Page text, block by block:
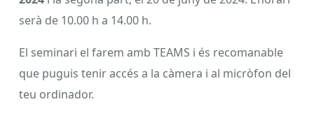
serà de 10.00 h a 14.00 h.
El seminari el farem amb TEAMS i és recomanable
que puguis tenir accés a la càmera i al micròfon del
teu ordinador.